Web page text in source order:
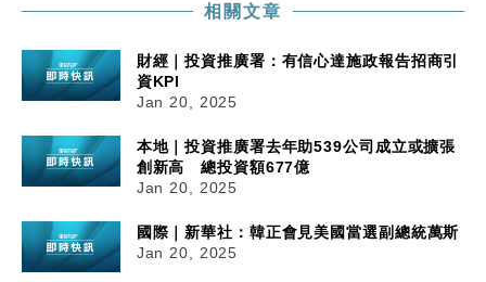
相關文章
財經｜投資推廣署：有信心達施政報告招商引
資KPI
Jan 20, 2025
本地｜投資推廣署去年助539公司成立或擴張
創新高 總投資額677億
Jan 20, 2025
國際｜新華社：韓正會見美國當選副總統萬斯
Jan 20, 2025